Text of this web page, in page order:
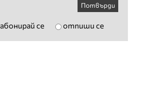
Потвърди
абонирай се отпиши се